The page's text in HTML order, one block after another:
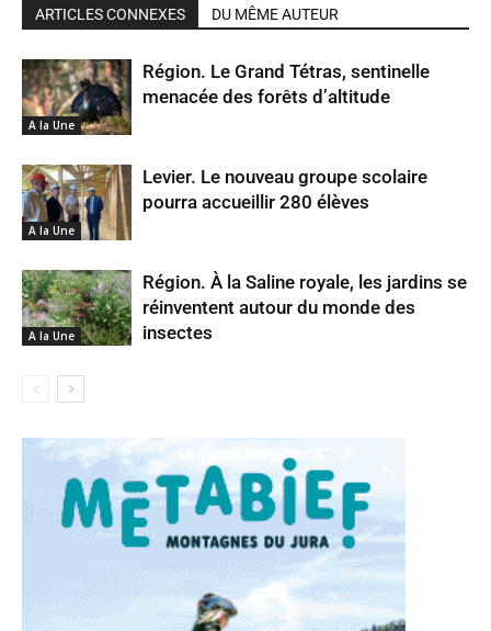
ARTICLES CONNEXES DU MÊME AUTEUR
A la Une
Région. Le Grand Tétras, sentinelle
menacée des forêts d’altitude
A la Une
Levier. Le nouveau groupe scolaire
pourra accueillir 280 élèves
A la Une
Région. À la Saline royale, les jardins se
réinventent autour du monde des
insectes